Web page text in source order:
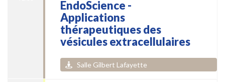
EndoScience -
Applications
thérapeutiques des
vésicules extracellulaires
Salle Gilbert Lafayette